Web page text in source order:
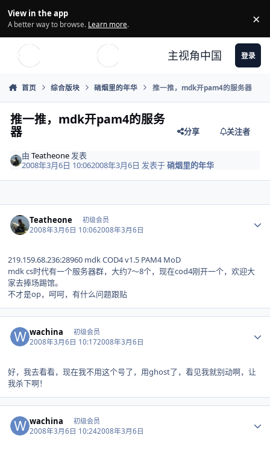
View in the app
A better way to browse. Learn more. ×
主视角中国 登录
首页 综合版块 硝烟里的年华 推一推，mdk开pam4的服务器
推一推，mdk开pam4的服务
器 分享 关注者
由Teatheone 发表
2008年3月6日 10:062008年3月6日 发表于硝烟里的年华
Teatheone 初级会员
2008年3月6日 10:062008年3月6日
219.159.68.236:28960 mdk COD4 v1.5 PAM4 MoD
mdk cs时代有一个服务器群，大约7～8个，现在cod4刚开一个，欢迎大
家去捧场踢馆。
不才是op，呵呵，有什么问题跟贴
wachina 初级会员
2008年3月6日 10:172008年3月6日
好，我去看看，现在我不用这个号了，用ghost了，看见我就别动啊，让
我杀下啊！
wachina 初级会员
2008年3月6日 10:242008年3月6日